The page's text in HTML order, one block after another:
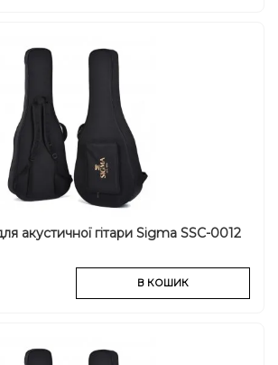
акустичної гітари Sigma SSC-0012
В КОШИК